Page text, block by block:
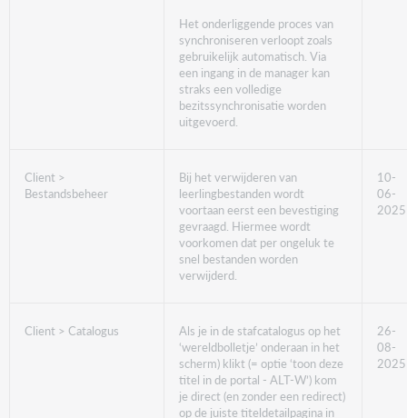
Het onderliggende proces van
synchroniseren verloopt zoals
gebruikelijk automatisch. Via
een ingang in de manager kan
straks een volledige
bezitssynchronisatie worden
uitgevoerd.
Client >
Bestandsbeheer
Bij het verwijderen van
leerlingbestanden wordt
voortaan eerst een bevestiging
gevraagd. Hiermee wordt
voorkomen dat per ongeluk te
snel bestanden worden
verwijderd.
10-
06-
2025
Client > Catalogus
Als je in de stafcatalogus op het
‘wereldbolletje’ onderaan in het
scherm) klikt (= optie ‘toon deze
titel in de portal - ALT-W’) kom
je direct (en zonder een redirect)
op de juiste titeldetailpagina in
26-
08-
2025